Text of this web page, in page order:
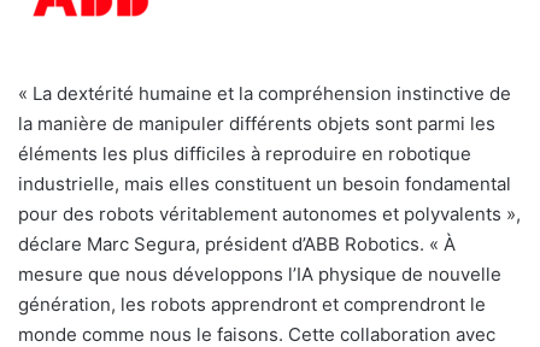
« La dextérité humaine et la compréhension instinctive de
la manière de manipuler différents objets sont parmi les
éléments les plus difficiles à reproduire en robotique
industrielle, mais elles constituent un besoin fondamental
pour des robots véritablement autonomes et polyvalents »,
déclare Marc Segura, président d’ABB Robotics. « À
mesure que nous développons l’IA physique de nouvelle
génération, les robots apprendront et comprendront le
monde comme nous le faisons. Cette collaboration avec